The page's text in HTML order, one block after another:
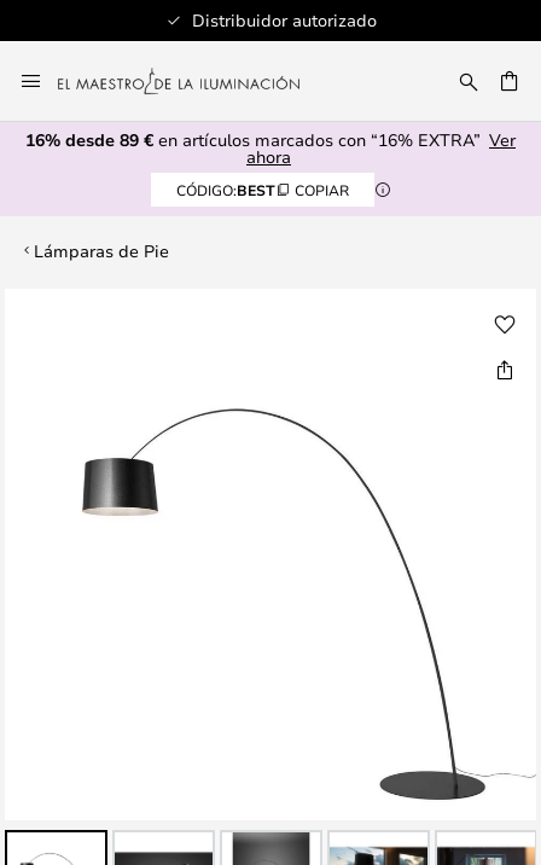
Distribuidor autorizado
al
contenido
16% desde 89 € en artículos marcados con “16% EXTRA” Ver
ahora
CÓDIGO:BEST COPIAR
Lámparas de Pie
imágenes